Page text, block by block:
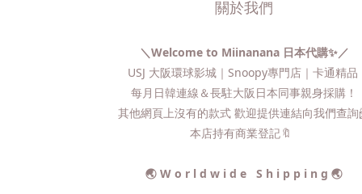
關於我們
＼Welcome to Miinanana 日本代購✨／
USJ 大阪環球影城｜Snoopy專門店｜卡通精
每月日韓連線＆長駐大阪日本同事親身採購！
其他網頁上沒有的款式 歡迎提供連結向我們查詢
本店持有商業登記🔖
🌏 W o r l d w i d e S h i p p i n g 🌏